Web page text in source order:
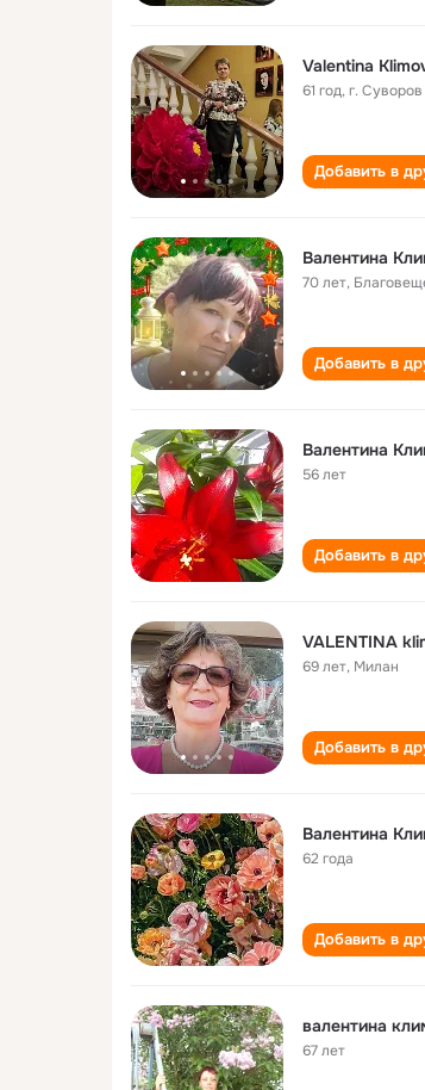
Valentina
61 год,г.
Добавить в
Валентина
70 лет,
Добавить в
Валентина
56 лет
Добавить в
VALENTINA
69 лет, Милан
Добавить в
Валентина
62 года
Добавить в
валентина
67 лет